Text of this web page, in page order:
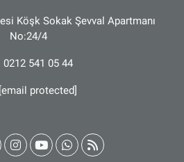
Köşk Sokak Şevval Apartmanı
No:24/4
0212 541 05 44
[email protected]